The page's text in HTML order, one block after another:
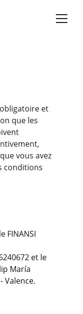
et
que les
vous avez
conditions
FINANSI
et le
María
Valence.